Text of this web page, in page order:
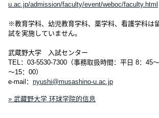
u.ac.jp/admission/faculty/event/weboc/faculty.html
※教育学科、幼児教育学科、薬学科、看護学科は
試を実施していません。
武蔵野大学 入試センター
TEL：03-5530-7300（事務取扱時間：平日 8：45
～15：00）
e-mail： nyushi@musashino-u.ac.jp
» 武藏野大学 环球学院的信息